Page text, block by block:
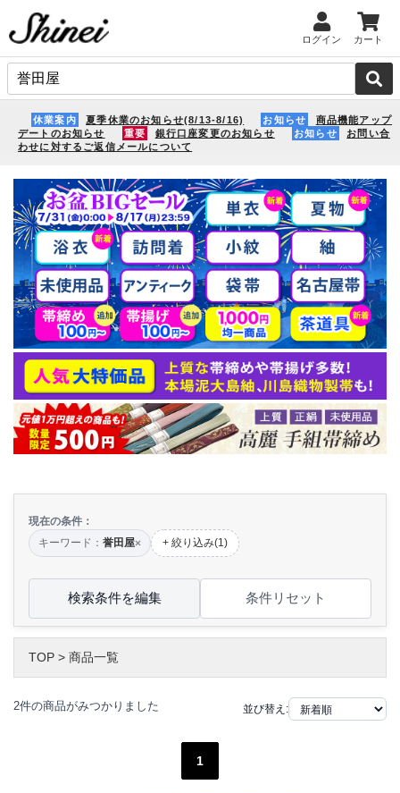
ログイン カート
休業案内 夏季休業のお知らせ(8/13-8/16) お知らせ
商品機能アップ
デートのお知らせ
重要 銀行口座変更のお知らせ お知らせ
お問い合
わせに対するご返信メールについて
現在の条件：
キーワード： 誉田屋× + 絞り込み(1)
検索条件を編集 条件リセット
TOP > 商品一覧
2件の商品がみつかりました 並び替え:
1